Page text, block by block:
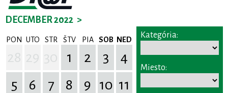
DECEMBER 2022 >
PON UTO STR ŠTV PIA SOB NED
1 2 3
4
5
6 7 8 9 10 11
Kategória:
Miesto: